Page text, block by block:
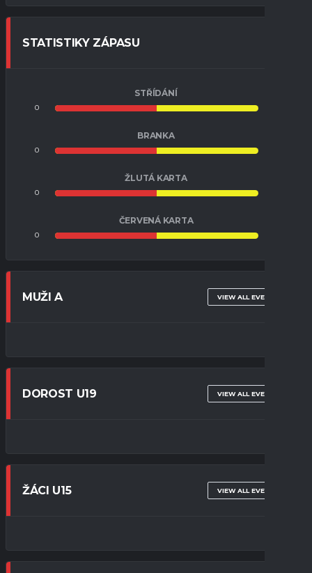
STATISTIKY ZÁPASU
STŘÍDÁNÍ
0
BRANKA
0
ŽLUTÁ KARTA
0
ČERVENÁ KARTA
0
MUŽI A VIEW ALL EVENTS
DOROST U19 VIEW ALL EVENTS
ŽÁCI U15 VIEW ALL EVENTS